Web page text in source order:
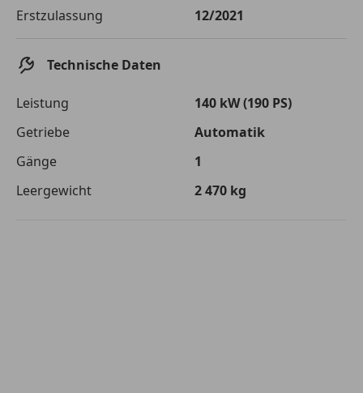
Jahre. Zinsspanne Sollzinssatz: 2,90% - 14,90%.
Erstzulassung
12/2021
Technische Daten
Leistung
140 kW (190 PS)
Getriebe
Automatik
Gänge
1
Leergewicht
2 470 kg